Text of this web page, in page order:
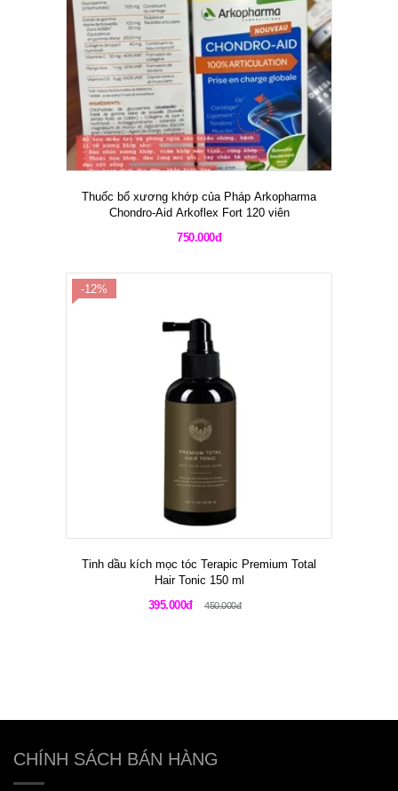
Thuốc bổ xương khớp của Pháp Arkopharma
Chondro-Aid Arkoflex Fort 120 viên
750.000đ
-12%
Tinh dầu kích mọc tóc Terapic Premium Total
Hair Tonic 150 ml
395.000đ
450.000đ
CHÍNH SÁCH BÁN HÀNG